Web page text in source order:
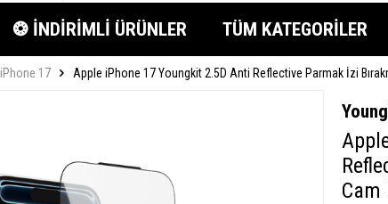
❂ İNDİRİMLİ ÜRÜNLER TÜM KATEGORİLER
iPhone 17 Apple iPhone 17 Youngkit 2.5D Anti Reflective Parmak İzi
Cam